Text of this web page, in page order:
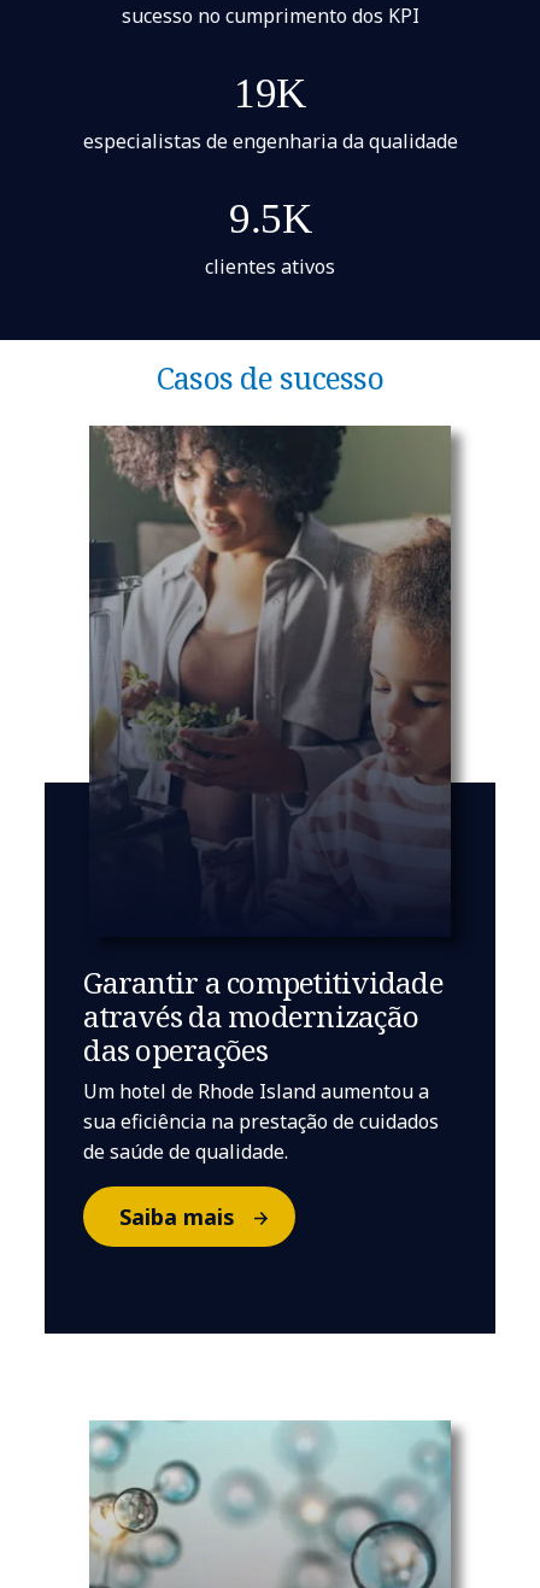
sucesso no cumprimento dos KPI
19K
especialistas de engenharia da qualidade
9.5K
clientes ativos
Casos de sucesso
Garantir a competitividade
através da modernização
das operações
Um hotel de Rhode Island aumentou a
sua eficiência na prestação de cuidados
de saúde de qualidade.
Saiba mais